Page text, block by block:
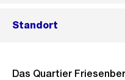
Standort
Das Quartier